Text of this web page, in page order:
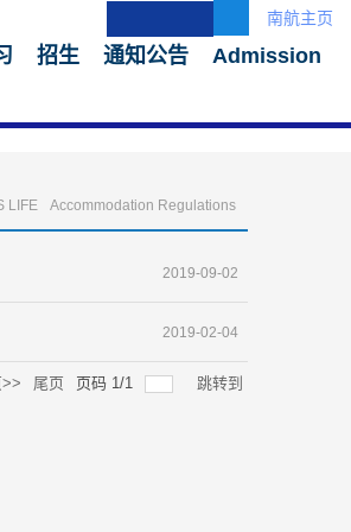
南航主页
招生 通知公告 Admission
LIFE Accommodation Regulations
2019-09-02
2019-02-04
尾页 页码 1/1 跳转到